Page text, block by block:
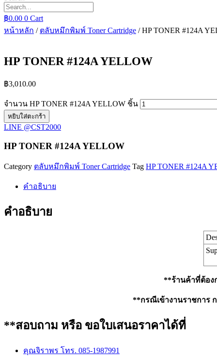
฿0.00 0 Cart
หน้าหลัก / ตลับหมึกพิมพ์ Toner Cartridge / HP TONER #124A
HP TONER #124A YELLOW
฿3,010.00
จำนวน HP TONER #124A YELLOW ชิ้น
หยิบใส่ตะกร้า
LINE @CST2000
HP TONER #124A YELLOW
Category ตลับหมึกพิมพ์ Toner Cartridge Tag HP TONER #124A
คำอธิบาย
คำอธิบาย
**ร้านค้าที่ต้อง
**กรณีเข้างานราชการ
**สอบถาม หรือ ขอใบเสนอราคาได้ที่
คุณจิราพร โทร. 085-1987991